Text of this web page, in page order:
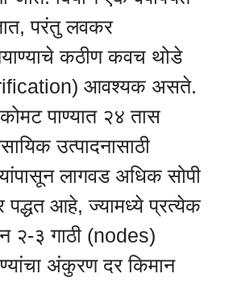
परंतु लवकर
कठीण कवच थोडे
आवश्यक असते.
पाण्यात २४ तास
उत्पादनासाठी
लागवड अधिक सोपी
पद्धत आहे, ज्यामध्ये प्रत्येक
२-३ गाठी (nodes)
अंकुरण दर किमान